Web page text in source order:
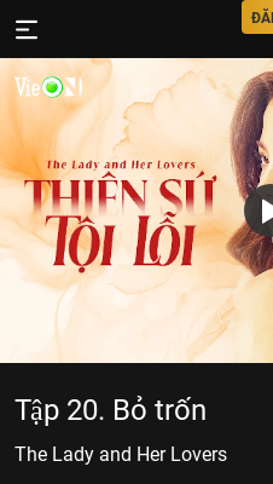
Tập 20. Bỏ trốn
The Lady and Her Lovers